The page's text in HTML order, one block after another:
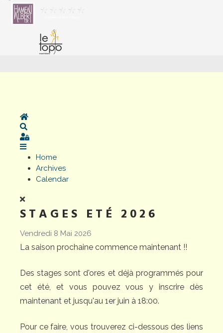
Home
Sign In
Home
Archives
Calendar
STAGES ETÉ 2026
Vendredi 8 Mai 2026
La saison prochaine commence maintenant !!
Des stages sont d'ores et déjà programmés pour
cet été, et vous pouvez vous y inscrire dès
maintenant et jusqu'au 1er juin à 18:00.
Pour ce faire, vous trouverez ci-dessous des liens